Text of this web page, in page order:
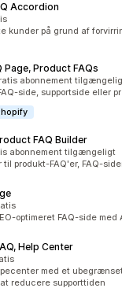
Accordion
alt
kunder på grund af
Page, Product FAQs
i altabonnement
side, supportside eller
FAQ Builder
i altabonnement tilgængeligt
til produkt-FAQ'er, FAQ-
i alt
optimeret FAQ-side med
Help Center
i alt
med et
reducere supporttiden